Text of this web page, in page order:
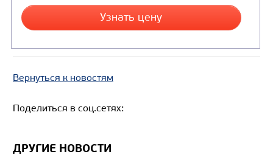
Направление разгрузки
Колесная формула
Вернуться к новостям
Поделиться в соц.сетях:
ДРУГИЕ НОВОСТИ